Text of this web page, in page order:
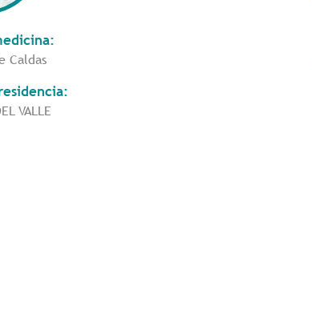
Caldas
VALLE